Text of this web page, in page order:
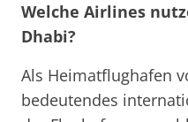
Welche Airlines
Dhabi?
Als Heimatflughafen
bedeutendes